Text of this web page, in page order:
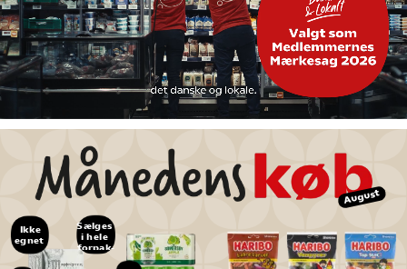
August
Sælges
i hele
forpak-
ninger
Ikke
egnet
til
børn